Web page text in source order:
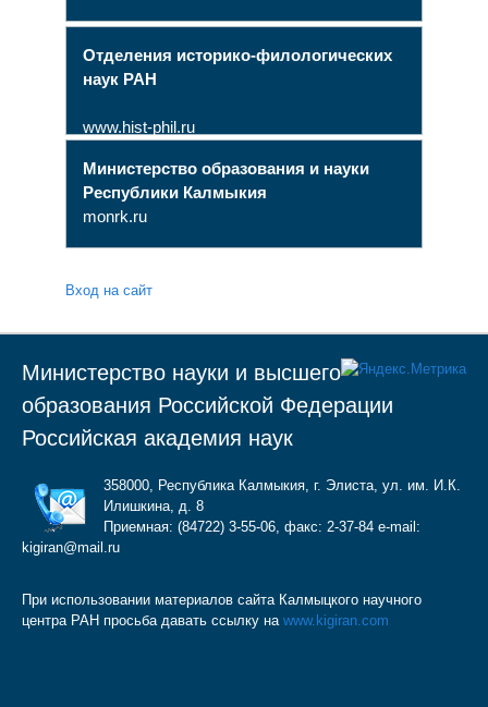
Отделения историко-филологических
наук РАН
www.hist-phil.ru
Министерство образования и науки
Республики Калмыкия
monrk.ru
Вход на сайт
Министерство науки и высшего
образования Российской Федерации
Российская академия наук
358000, Республика Калмыкия, г. Элиста, ул. им. И.К.
Илишкина, д. 8
Приемная: (84722) 3-55-06, факс: 2-37-84 e-mail:
kigiran@mail.ru
При использовании материалов сайта Калмыцкого научного
центра РАН просьба давать ссылку на www.kigiran.com